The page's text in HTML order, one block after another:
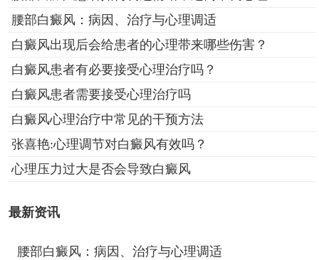
腰部白癜风：病因、治疗与心理调适
白癜风出现后会给患者的心理带来哪些伤害？
白癜风患者有必要接受心理治疗吗？
白癜风患者需要接受心理治疗吗
白癜风心理治疗中常见的干预方法
张喜艳:心理调节对白癜风有效吗？
心理压力过大是否会导致白癜风
最新资讯
腰部白癜风：病因、治疗与心理调适